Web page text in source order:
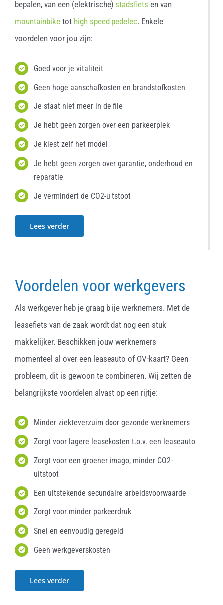
bepalen, van een (elektrische) stadsfiets en van
mountainbiketot high speed pedelec. Enkele
voordelen voor jou zijn:
Goed voor je vitaliteit
Geen hoge aanschafkosten en brandstofkosten
Je staat niet meer in de file
Je hebt geen zorgen over een parkeerplek
Je kiest zelf het model
Je hebt geen zorgen over garantie, onderhoud en
reparatie
Je vermindert de CO2-uitstoot
Lees verder
Voordelen voor werkgevers
Als werkgever heb je graag blije werknemers. Met de
leasefiets van de zaak wordt dat nog een stuk
makkelijker. Beschikken jouw werknemers
momenteel al over een leaseauto of OV-kaart? Geen
probleem, dit is gewoon te combineren. Wij zetten de
belangrijkste voordelen alvast op een rijtje:
Minder ziekteverzuim door gezonde werknemers
Zorgt voor lagere leasekosten t.o.v. een leaseauto
Zorgt voor een groener imago, minder CO2-
uitstoot
Een uitstekende secundaire arbeidsvoorwaarde
Zorgt voor minder parkeerdruk
Snel en eenvoudig geregeld
Geen werkgeverskosten
Lees verder